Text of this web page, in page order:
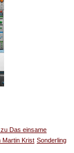
Das einsame
Martin Krist Sonderling